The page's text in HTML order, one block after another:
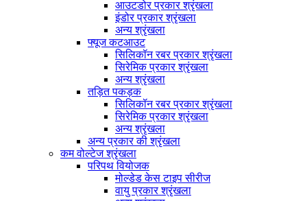
आउटडोर प्रकार श्रृंखला
इंडोर प्रकार श्रृंखला
अन्य श्रृंखला
फ्यूज कटआउट
सिलिकॉन रबर प्रकार श्रृंखला
सिरेमिक प्रकार श्रृंखला
अन्य श्रृंखला
तड़ित पकड़क
सिलिकॉन रबर प्रकार श्रृंखला
सिरेमिक प्रकार श्रृंखला
अन्य श्रृंखला
अन्य प्रकार की श्रृंखला
कम वोल्टेज श्रृंखला
परिपथ वियोजक
मोल्डेड केस टाइप सीरीज
वायु प्रकार श्रृंखला